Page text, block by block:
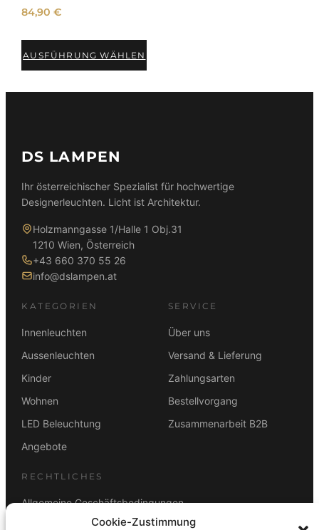
Cookie-Zustimmung
84,90€
AUSFÜHRUNG WÄHLEN
DS LAMPEN
Ihr österreichischer Spezialist für hochwertige
Designerleuchten. Licht ist Architektur.
Holzmanngasse 1/Halle 1 Obj.31
1210 Wien, Österreich
+43 660 370 55 26
info@dslampen.at
KATEGORIEN
Innenleuchten
Aussenleuchten
Kinder
Wohnen
LED Beleuchtung
Angebote
SERVICE
Über uns
Versand & Lieferung
Zahlungsarten
Bestellvorgang
Zusammenarbeit B2B
RECHTLICHES
Allgemeine Geschäftsbedingungen